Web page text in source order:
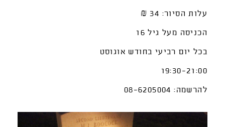
עלות הסיור: 34 ₪
הכניסה מעל גיל 16
בכל יום רביעי בחודש אוגוסט
19:30-21:00
להרשמה: 08-6205004